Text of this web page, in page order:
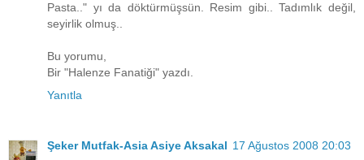
Pasta.." yı da döktürmüşsün. Resim gibi.. Tadımlık değil,
seyirlik olmuş..
Bu yorumu,
Bir "Halenze Fanatiği" yazdı.
Yanıtla
Şeker Mutfak-Asia Asiye Aksakal 17 Ağustos 2008 20:03